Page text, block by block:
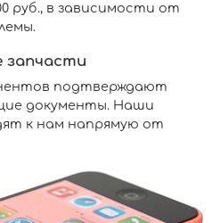
руб., в зависимости от
запчасти
подтверждают
документы. Наши
к нам напрямую от